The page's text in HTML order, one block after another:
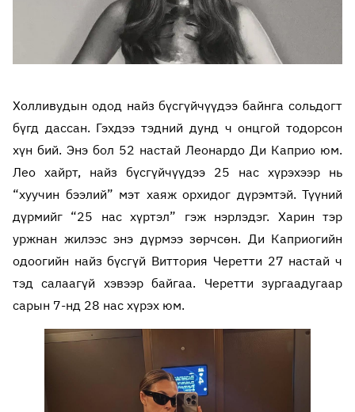
Холливудын одод найз бүсгүйчүүдээ байнга сольдогт
бүгд дассан. Гэхдээ тэдний дунд ч онцгой тодорсон
хүн бий. Энэ бол 52 настай Леонардо Ди Каприо юм.
Лео хайрт, найз бүсгүйчүүдээ 25 нас хүрэхээр нь
“хуучин бээлий” мэт хаяж орхидог дүрэмтэй. Түүний
дүрмийг “25 нас хүртэл” гэж нэрлэдэг. Харин тэр
уржнан жилээс энэ дүрмээ зөрчсөн. Ди Каприогийн
одоогийн найз бүсгүй Виттория Черетти 27 настай ч
тэд салаагүй хэвээр байгаа. Черетти зургаадугаар
сарын 7-нд 28 нас хүрэх юм.